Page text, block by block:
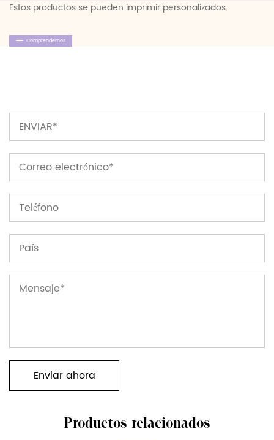
Estos productos se pueden imprimir personalizados.
Comprendernos
Productos relacionados